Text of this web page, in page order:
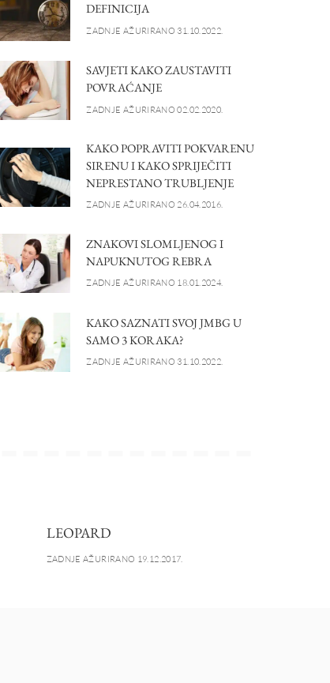
DEFINICIJA
ZADNJE AŽURIRANO 31.10.2022.
SAVJETI KAKO ZAUSTAVITI
POVRAĆANJE
ZADNJE AŽURIRANO 02.02.2020.
KAKO POPRAVITI POKVARENU
SIRENU I KAKO SPRIJEČITI
NEPRESTANO TRUBLJENJE
ZADNJE AŽURIRANO 26.04.2016.
ZNAKOVI SLOMLJENOG I
NAPUKNUTOG REBRA
ZADNJE AŽURIRANO 18.01.2024.
KAKO SAZNATI SVOJ JMBG U
SAMO 3 KORAKA?
ZADNJE AŽURIRANO 31.10.2022.
LEOPARD
ZADNJE AŽURIRANO 19.12.2017.